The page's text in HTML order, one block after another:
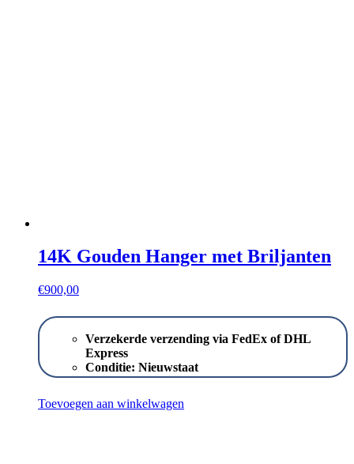
14K Gouden Hanger met Briljanten
€900,00
Verzekerde verzending via FedEx of DHL
Express
Conditie: Nieuwstaat
Toevoegen aan winkelwagen